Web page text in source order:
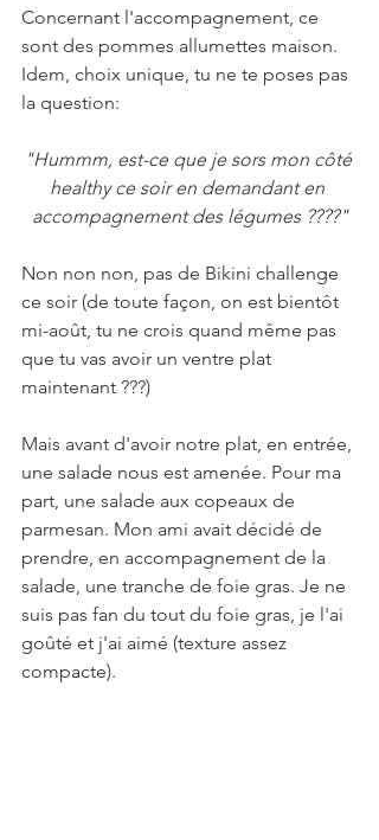
Concernant l'accompagnement, ce
sont des pommes allumettes maison.
Idem, choix unique, tu ne te poses pas
la question:
"Hummm, est-ce que je sors mon côté
healthy ce soir en demandant en
accompagnement des légumes ????"
Non non non, pas de Bikini challenge
ce soir (de toute façon, on est bientôt
mi-août, tu ne crois quand même pas
que tu vas avoir un ventre plat
maintenant ???)
Mais avant d'avoir notre plat, en entrée,
une salade nous est amenée. Pour ma
part, une salade aux copeaux de
parmesan. Mon ami avait décidé de
prendre, en accompagnement de la
salade, une tranche de foie gras. Je ne
suis pas fan du tout du foie gras, je l'ai
goûté et j'ai aimé (texture assez
compacte).